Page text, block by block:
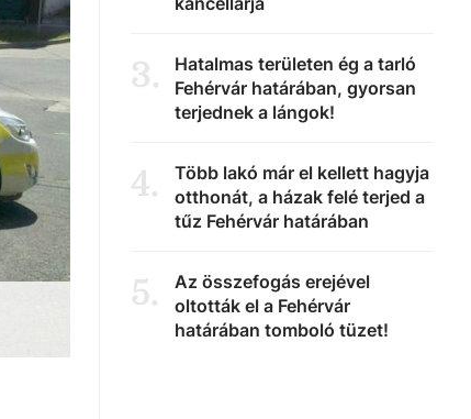
3.
Hatalmas területen ég a tarló
Fehérvár határában, gyorsan
terjednek a lángok!
4.
Több lakó már el kellett hagyja
otthonát, a házak felé terjed a
tűz Fehérvár határában
5.
Az összefogás erejével
oltották el a Fehérvár
határában tomboló tüzet!